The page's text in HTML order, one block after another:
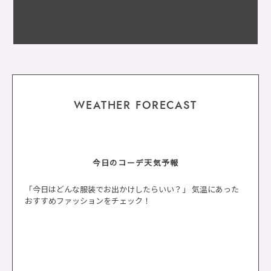
WEATHER FORECAST
今日のコーデ天気予報
「今日はどんな服装でお出かけしたらいい？」 気温にあった
おすすめファッションをチェック！